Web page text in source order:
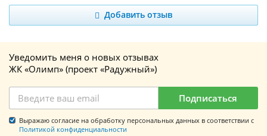
Добавить отзыв
Уведомить меня о новых отзывах
ЖК «Олимп» (проект «Радужный»)
Подписаться
Выражаю согласие на обработку персональных данных в соответствии с
Политикой конфиденциальности